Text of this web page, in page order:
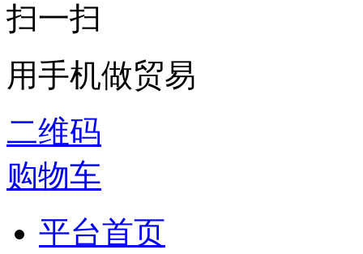
扫一扫
用手机做贸易
二维码
购物车
平台首页